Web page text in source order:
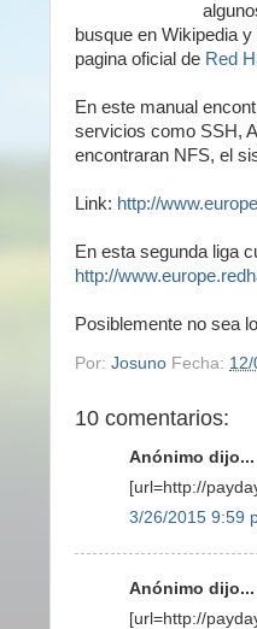
busque en Wikipedia
pagina oficial de Red
En este manual
servicios como SSH,
encontraran NFS, el
Link: http://
En esta segunda liga
http://
Posiblemente no sea
Por: Josuno Fecha: 12/
10 comentarios:
Anónimo dijo...
[url=http://
3/26/2015 9:59
Anónimo dijo...
[url=http://